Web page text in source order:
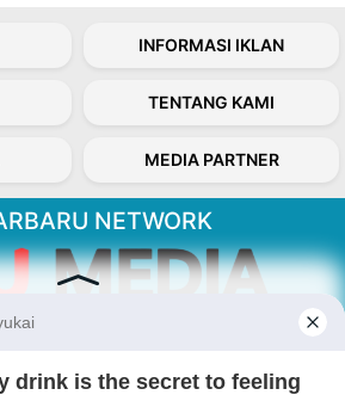
INFORMASI IKLAN
TENTANG KAMI
MEDIA PARTNER
NETWORK